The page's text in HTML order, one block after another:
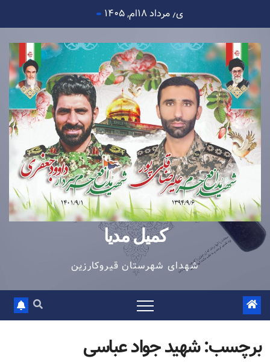
to
content
ی٫ مرداد ۱۸ام, ۱۴۰۵
کمیل مدیا
شهدای شهرستان قیروکارزین
برچسب:شهید جواد عباسی